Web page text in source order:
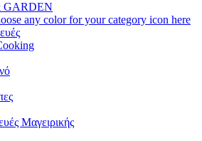
GARDEN
any color for your category icon here
Μαγειρικής